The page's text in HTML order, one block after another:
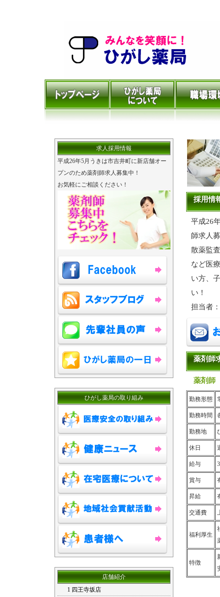
採用情
平成26
師求人
散薬監
など医
い方、
い！
担当者
薬剤師
薬剤師
勤務形態
勤務時間
勤務地
休日
給与
賞与
昇給
交通費
福利厚生
特徴
求人採用情報
平成26年5月うきは市吉井町に新店舗オー
プンのため薬剤師求人募集中！
お気軽にご相談ください！
ひがし薬局の取り組み
店舗紹介
1 四王寺坂店